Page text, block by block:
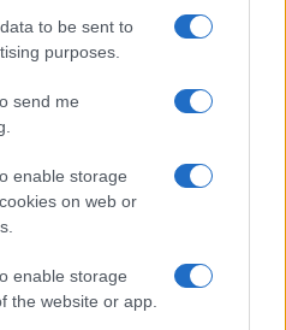
to be sent to
purposes.
send me
enable storage
on web or
enable storage
the website or app.